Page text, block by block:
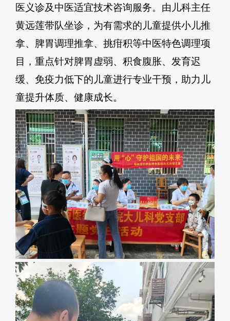
医义诊及中医适宜技术咨询服务。由儿科主任
黄远莲带队坐诊，为有需求的儿童提供小儿推
拿、脾胃调理推拿、挑疳积等中医特色调理项
目，重点针对脾胃虚弱、积食腹胀、发育迟
缓、免疫力低下的儿童进行专业干预，助力儿
童提升体质、健康成长。